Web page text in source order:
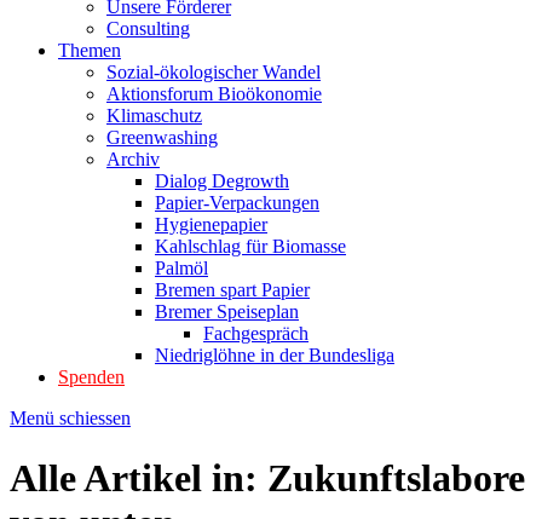
Unsere Förderer
Consulting
Themen
Sozial-ökologischer Wandel
Aktionsforum Bioökonomie
Klimaschutz
Greenwashing
Archiv
Dialog Degrowth
Papier-Verpackungen
Hygienepapier
Kahlschlag für Biomasse
Palmöl
Bremen spart Papier
Bremer Speiseplan
Fachgespräch
Niedriglöhne in der Bundesliga
Spenden
Menü schiessen
Alle Artikel in: Zukunftslabore